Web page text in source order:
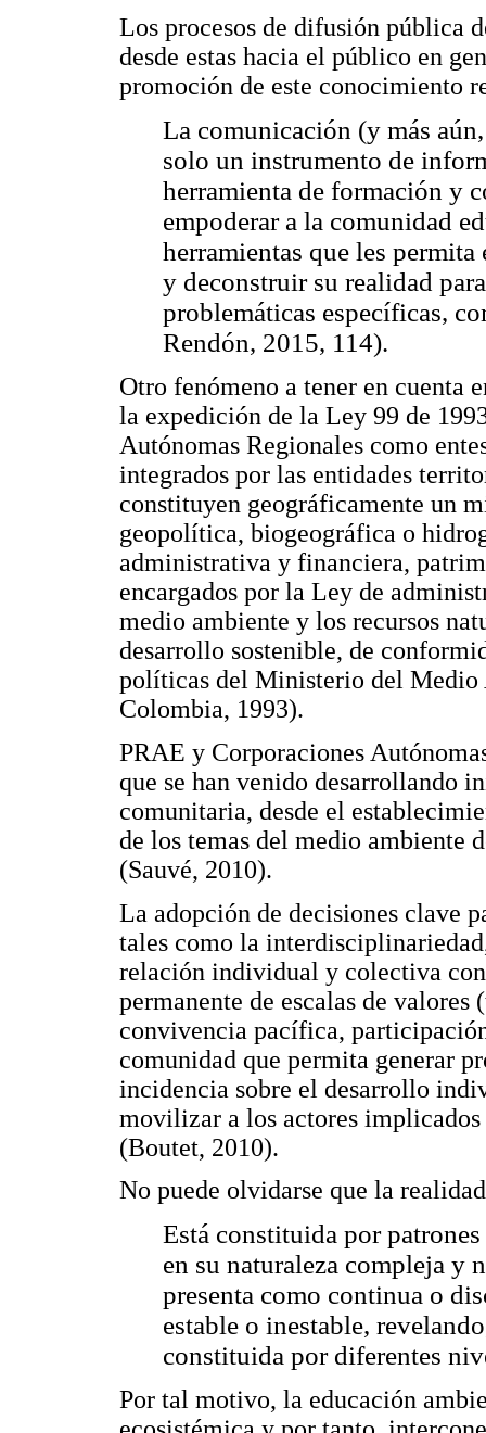
Los procesos de difusión pública
desde estas hacia el público en
promoción de este conocimiento
La comunicación (y más
solo un instrumento de
herramienta de formación y
empoderar a la comunidad
herramientas que les
y deconstruir su realidad
problemáticas específicas,
Rendón, 2015, 114).
Otro fenómeno a tener en cuenta
la expedición de la Ley 99 de
Autónomas Regionales como
integrados por las entidades
constituyen geográficamente un
geopolítica, biogeográfica o
administrativa y financiera,
encargados por la Ley de
medio ambiente y los recursos
desarrollo sostenible, de
políticas del Ministerio del Medio
Colombia, 1993).
PRAE y Corporaciones
que se han venido desarrollando
comunitaria, desde el
de los temas del medio ambiente
(Sauvé, 2010).
La adopción de decisiones clave
tales como la
relación individual y colectiva
permanente de escalas de
convivencia pacífica,
comunidad que permita generar
incidencia sobre el desarrollo
movilizar a los actores
(Boutet, 2010).
No puede olvidarse que la
Está constituida por
en su naturaleza compleja y
presenta como continua o
estable o inestable,
constituida por diferentes
Por tal motivo, la educación